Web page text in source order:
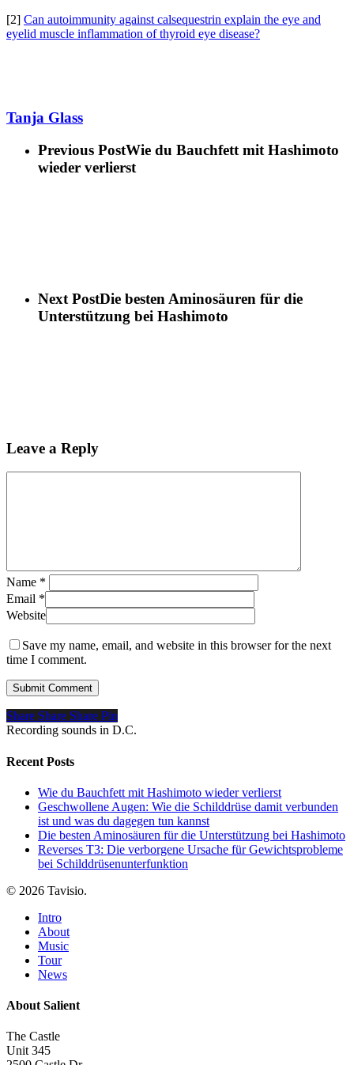
[2] Can autoimmunity against calsequestrin explain the eye and
eyelid muscle inflammation of thyroid eye disease?
Tanja Glass
Previous PostWie du Bauchfett mit Hashimoto
wieder verlierst
Next PostDie besten Aminosäuren für die
Unterstützung bei Hashimoto
Leave a Reply
Name *
Email *
Website
Save my name, email, and website in this browser for the next
time I comment.
Share Share Share Pin
Recording sounds in D.C.
Recent Posts
Wie du Bauchfett mit Hashimoto wieder verlierst
Geschwollene Augen: Wie die Schilddrüse damit verbunden
ist und was du dagegen tun kannst
Die besten Aminosäuren für die Unterstützung bei Hashimoto
Reverses T3: Die verborgene Ursache für Gewichtsprobleme
bei Schilddrüsenunterfunktion
© 2026 Tavisio.
Close
Menu
Intro
About
Music
Tour
News
About Salient
The Castle
Unit 345